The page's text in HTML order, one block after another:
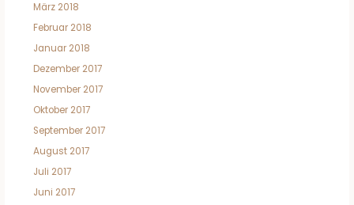
März 2018
Februar 2018
Januar 2018
Dezember 2017
November 2017
Oktober 2017
September 2017
August 2017
Juli 2017
Juni 2017